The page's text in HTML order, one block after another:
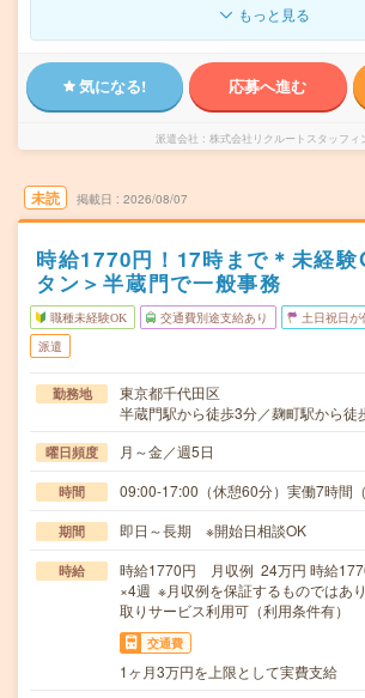
もっと見る
気になる! 応募へ進む
派遣会社 株式会社リクルートスタッフィ
未読 掲載日 2026/08/07
時給1770円！17時まで＊未経
タン＞半蔵門で一般事務
職種未経験OK 交通費別途支給あり 土日祝日が
派遣
勤務地
東京都千代田区
半蔵門駅から徒歩3分／麹町駅から徒
曜日頻度 月～金／週5日
時間 09:00-17:00（休憩60分）実働7時間
期間 即日～長期 ※開始日相談OK
時給
時給1770円 月収例 24万円 時給
×4週 ※月収例を保証するものではあ
取りサービス利用可（利用条件有）
交通費
1ヶ月3万円を上限として実費支給